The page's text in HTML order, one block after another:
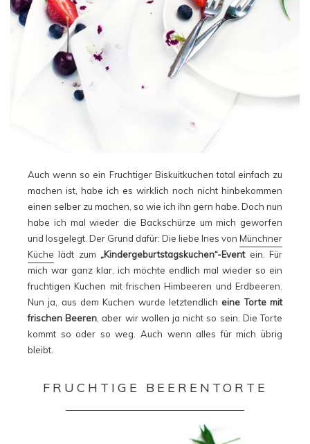
Auch wenn so ein Fruchtiger Biskuitkuchen total einfach zu
machen ist, habe ich es wirklich noch nicht hinbekommen
einen selber zu machen, so wie ich ihn gern habe. Doch nun
habe ich mal wieder die Backschürze um mich geworfen
und losgelegt. Der Grund dafür: Die liebe Ines von Münchner
Küche lädt zum „Kindergeburtstagskuchen“-Eventein. Für
mich war ganz klar, ich möchte endlich mal wieder so ein
fruchtigen Kuchen mit frischen Himbeeren und Erdbeeren.
Nun ja, aus dem Kuchen wurde letztendlich eine Torte mit
frischen Beeren , aber wir wollen ja nicht so sein. Die Torte
kommt so oder so weg. Auch wenn alles für mich übrig
bleibt.
FRUCHTIGE BEERENTORTE